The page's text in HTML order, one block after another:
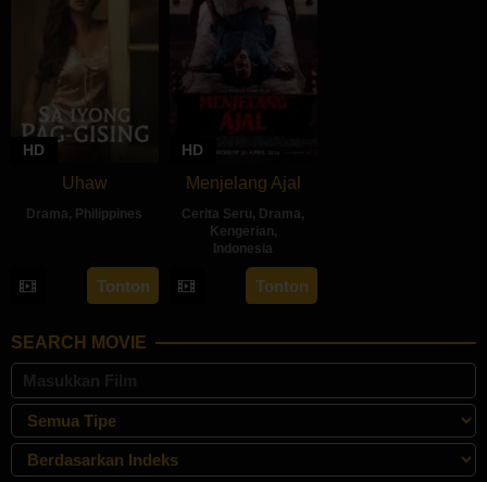
HD
Uhaw
Drama, Philippines
Aug
2024
Bonifacio
Tonton
HD
Menjelang Ajal
Cerita Seru, Drama,
Kengerian,
Indonesia
30
Apr
Hadrah
Daeng
Tonton
SEARCH MOVIE